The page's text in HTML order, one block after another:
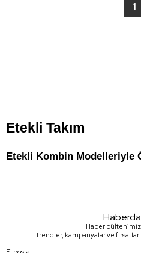
1
Etekli Takım
Etekli Kombin Modelleriyle
bu takımlar, hem ofis hem de
hizasında biten ceketler, vücut
siluet elde edilmesini sağlar.
Haber
Trendler, kampanyalar ve